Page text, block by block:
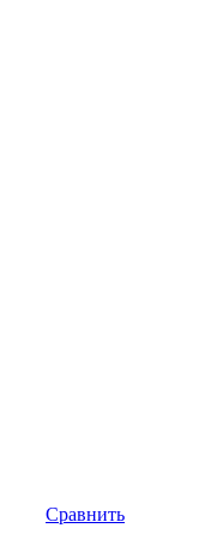
Сравнить